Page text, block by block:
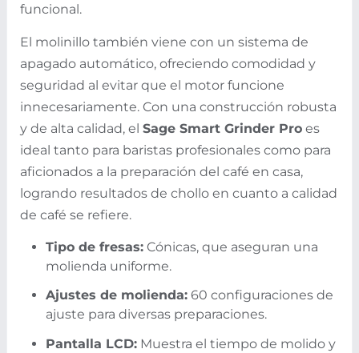
funcional.
El molinillo también viene con un sistema de
apagado automático, ofreciendo comodidad y
seguridad al evitar que el motor funcione
innecesariamente. Con una construcción robusta
y de alta calidad, el Sage Smart Grinder Pro es
ideal tanto para baristas profesionales como para
aficionados a la preparación del café en casa,
logrando resultados de chollo en cuanto a calidad
de café se refiere.
Tipo de fresas: Cónicas, que aseguran una
molienda uniforme.
Ajustes de molienda: 60 configuraciones de
ajuste para diversas preparaciones.
Pantalla LCD: Muestra el tiempo de molido y